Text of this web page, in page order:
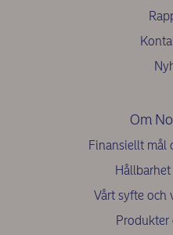
Om
Finansiellt mål
Vårt syfte och
Produkter